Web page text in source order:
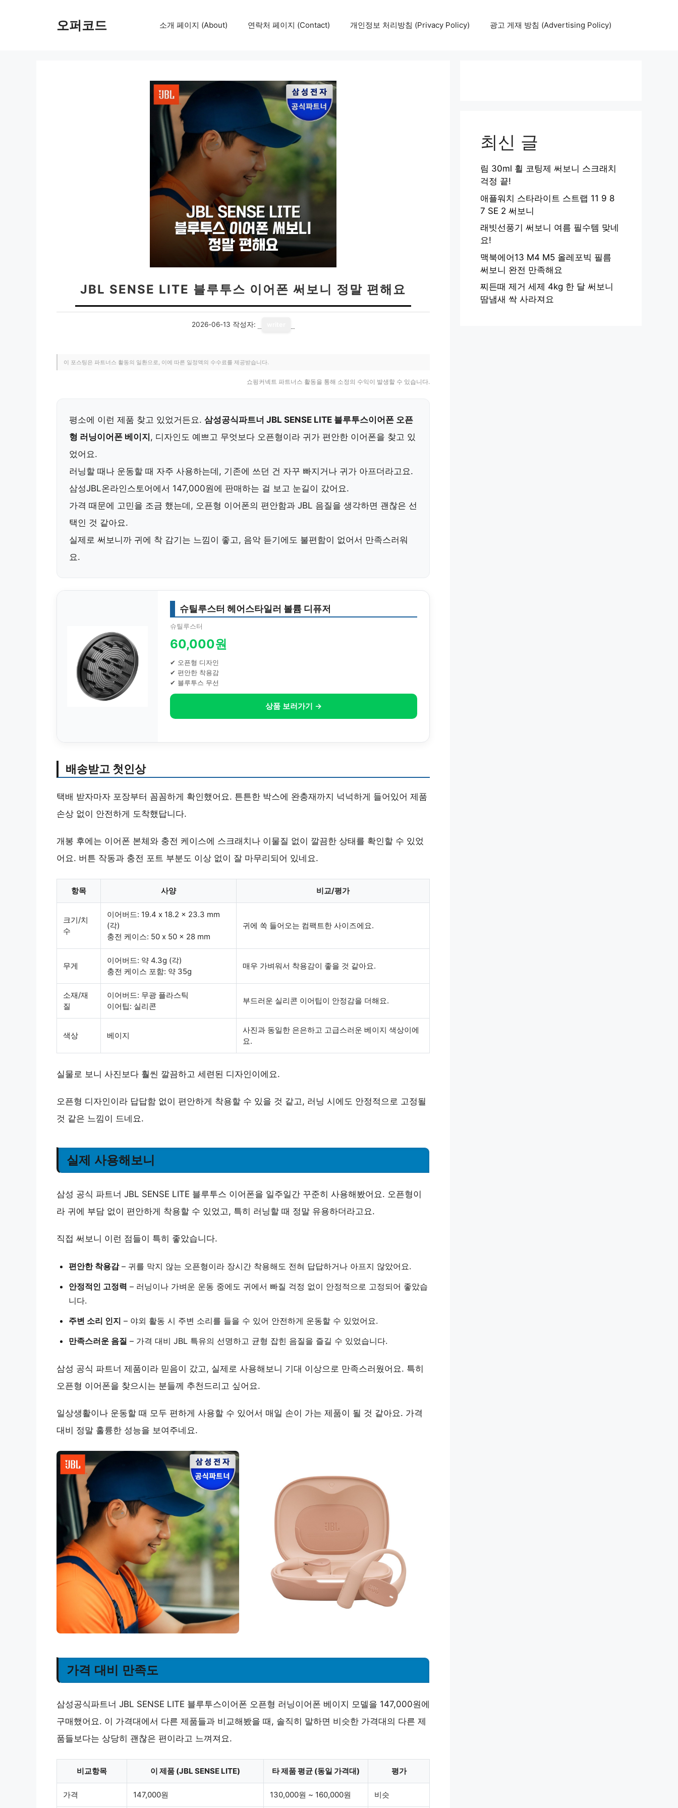
오퍼코드 소개 페이지 (About) 연락처 페이지 (Contact) 개인정보 처리방침 (Privacy Policy) 광고 게재 방침 (Advertising Policy)
JBL SENSE LITE 블루투스 이어폰 써보니 정말 편해요
2026-06-13 작성자:
이 포스팅은 파트너스 활동의 일환으로, 이에 따른 일정액의 수수료를 제공받습니다.
쇼핑커넥트 파트너스 활동을 통해 소정의 수익이 발생할 수 있습니다.
평소에 이런 제품 찾고 있었거든요. 삼성공식파트너 JBL SENSE LITE 블루투스이어폰 오픈
형 러닝이어폰 베이지 , 디자인도 예쁘고 무엇보다 오픈형이라 귀가 편안한 이어폰을 찾고 있
었어요.
러닝할 때나 운동할 때 자주 사용하는데, 기존에 쓰던 건 자꾸 빠지거나 귀가 아프더라고요.
삼성JBL온라인스토어 에서 147,000원에 판매하는 걸 보고 눈길이 갔어요.
가격 때문에 고민을 조금 했는데, 오픈형 이어폰의 편안함과 JBL 음질을 생각하면 괜찮은 선
택인 것 같아요.
실제로 써보니까 귀에 착 감기는 느낌이 좋고, 음악 듣기에도 불편함이 없어서 만족스러워
요.
슈틸루스터 헤어스타일러 볼륨 디퓨저
슈틸루스터
60,000원
✔ 오픈형 디자인
✔ 편안한 착용감
✔ 블루투스 무선
상품 보러가기 →
배송받고 첫인상
택배 받자마자 포장부터 꼼꼼하게 확인했어요. 튼튼한 박스에 완충재까지 넉넉하게 들어있어 제품
손상 없이 안전하게 도착했답니다.
개봉 후에는 이어폰 본체와 충전 케이스에 스크래치나 이물질 없이 깔끔한 상태를 확인할 수 있었
어요. 버튼 작동과 충전 포트 부분도 이상 없이 잘 마무리되어 있네요.
항목 사양 비교/평가
크기/치
수
이어버드: 19.4 x 18.2 x 23.3 mm
(각)
충전 케이스: 50 x 50 x 28 mm
귀에 쏙 들어오는 컴팩트한 사이즈에요.
무게
이어버드: 약 4.3g (각)
충전 케이스 포함: 약 35g
매우 가벼워서 착용감이 좋을 것 같아요.
소재/재
질
이어버드: 무광 플라스틱
이어팁: 실리콘
부드러운 실리콘 이어팁이 안정감을 더해요.
색상 베이지
사진과 동일한 은은하고 고급스러운 베이지 색상이에
요.
실물로 보니 사진보다 훨씬 깔끔하고 세련된 디자인이에요.
오픈형 디자인이라 답답함 없이 편안하게 착용할 수 있을 것 같고, 러닝 시에도 안정적으로 고정될
것 같은 느낌이 드네요.
실제 사용해보니
삼성 공식 파트너 JBL SENSE LITE 블루투스 이어폰을 일주일간 꾸준히 사용해봤어요. 오픈형이
라 귀에 부담 없이 편안하게 착용할 수 있었고, 특히 러닝할 때 정말 유용하더라고요.
직접 써보니 이런 점들이 특히 좋았습니다.
편안한 착용감– 귀를 막지 않는 오픈형이라 장시간 착용해도 전혀 답답하거나 아프지 않았어요.
안정적인 고정력 – 러닝이나 가벼운 운동 중에도 귀에서 빠질 걱정 없이 안정적으로 고정되어 좋았습
니다.
주변 소리 인지 – 야외 활동 시 주변 소리를 들을 수 있어 안전하게 운동할 수 있었어요.
만족스러운 음질 – 가격 대비 JBL 특유의 선명하고 균형 잡힌 음질을 즐길 수 있었습니다.
삼성 공식 파트너 제품이라 믿음이 갔고, 실제로 사용해보니 기대 이상으로 만족스러웠어요. 특히
오픈형 이어폰을 찾으시는 분들께 추천드리고 싶어요.
일상생활이나 운동할 때 모두 편하게 사용할 수 있어서 매일 손이 가는 제품이 될 것 같아요. 가격
대비 정말 훌륭한 성능을 보여주네요.
가격 대비 만족도
삼성공식파트너 JBL SENSE LITE 블루투스이어폰 오픈형 러닝이어폰 베이지 모델을 147,000원에
구매했어요. 이 가격대에서 다른 제품들과 비교해봤을 때, 솔직히 말하면 비슷한 가격대의 다른 제
품들보다는 상당히 괜찮은 편이라고 느껴져요.
비교항목 이 제품 (JBL SENSE LITE) 타 제품 평균 (동일 가격대) 평가
가격 147,000원 130,000원 ~ 160,000원 비슷
최신 글
림 30ml 휠 코팅제 써보니 스크래치
걱정 끝!
애플워치 스타라이트 스트랩 11 9 8
7 SE 2 써보니
래빗선풍기 써보니 여름 필수템 맞네
요!
맥북에어13 M4 M5 올레포빅 필름
써보니 완전 만족해요
찌든때 제거 세제 4kg 한 달 써보니
땀냄새 싹 사라져요